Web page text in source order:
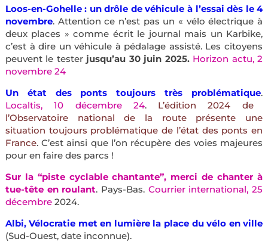
Loos-en-Gohelle : un drôle de véhicule à l’essai dès le 4
novembre. Attention ce n’est pas un « vélo électrique à
deux places » comme écrit le journal mais un Karbike,
c’est à dire un véhicule à pédalage assisté. Les citoyens
peuvent le testerjusqu’au 30 juin 2025. Horizon actu, 2
novembre 24
Un état des ponts toujours très problématique.
Localtis, 10 décembre 24. L’édition 2024 de
l’Observatoire national de la route présente une
situation toujours problématique de l’état des ponts en
France. C’est ainsi que l’on récupère des voies majeures
pour en faire des parcs !
Sur la “piste cyclable chantante”, merci de chanter à
tue-tête en roulant. Pays-Bas. Courrier international, 25
décembre2024.
Albi, Vélocratie met en lumière la place du vélo en ville
(Sud-Ouest, date inconnue).